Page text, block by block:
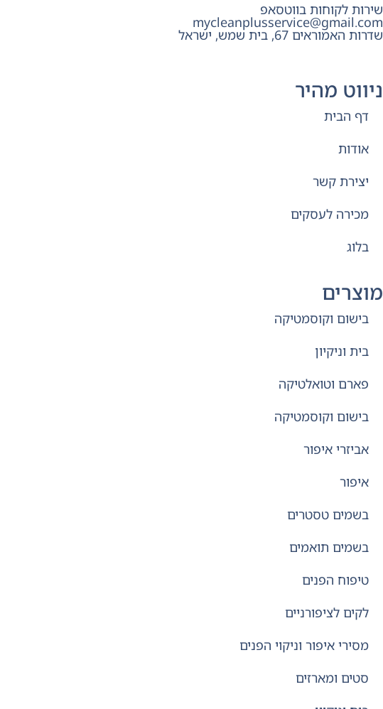
שירות לקוחות בווטסאפ
mycleanplusservice@gmail.com
שדרות האמוראים 67, בית שמש​, ישראל
ניווט מהיר
דף הבית
אודות
יצירת קשר
מכירה לעסקים
בלוג
מוצרים
בישום וקוסמטיקה
בית וניקיון
פארם וטואלטיקה
בישום וקוסמטיקה
אביזרי איפור
איפור
בשמים טסטרים
בשמים תואמים
טיפוח הפנים
לקים לציפורניים
מסירי איפור וניקוי הפנים
סטים ומארזים